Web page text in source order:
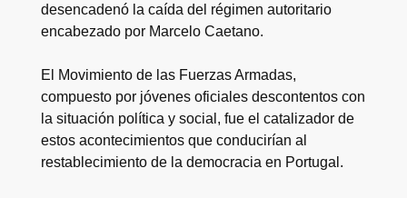
desencadenó la caída del régimen autoritario
encabezado por Marcelo Caetano.
El Movimiento de las Fuerzas Armadas,
compuesto por jóvenes oficiales descontentos con
la situación política y social, fue el catalizador de
estos acontecimientos que conducirían al
restablecimiento de la democracia en Portugal.